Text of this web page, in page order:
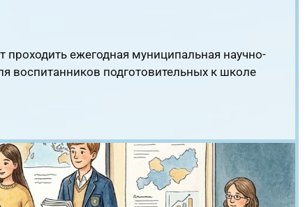
проходить ежегодная муниципальная научно-
воспитанников подготовительных к школе